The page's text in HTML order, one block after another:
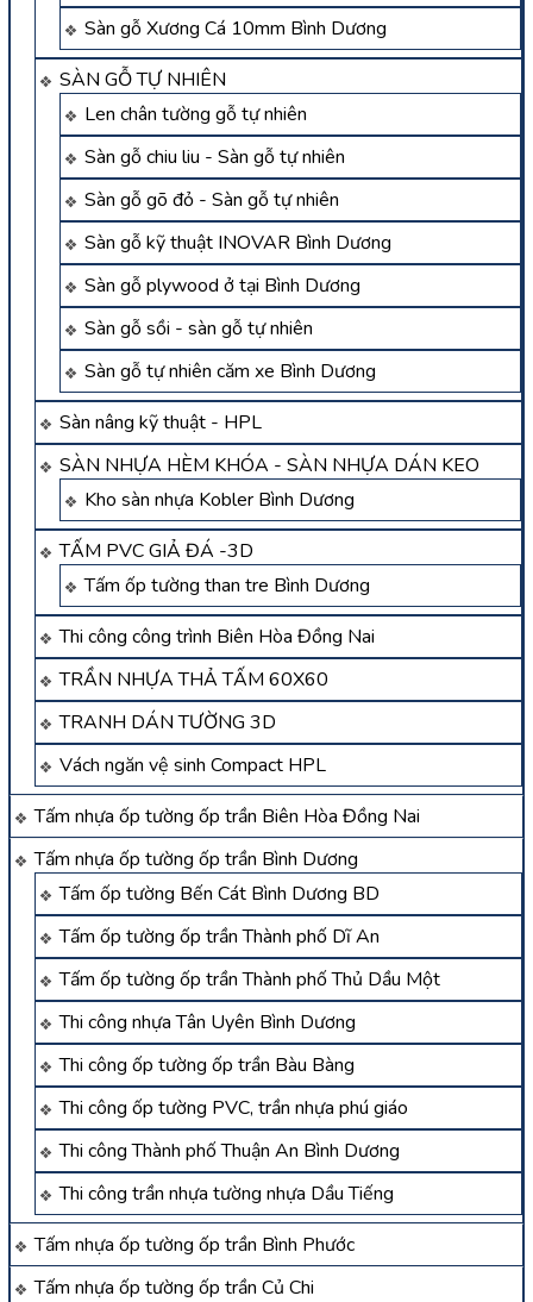
Sàn gỗ Xương Cá 10mm Bình Dương
SÀN GỖ TỰ NHIÊN
Len chân tường gỗ tự nhiên
Sàn gỗ chiu liu - Sàn gỗ tự nhiên
Sàn gỗ gõ đỏ - Sàn gỗ tự nhiên
Sàn gỗ kỹ thuật INOVAR Bình Dương
Sàn gỗ plywood ở tại Bình Dương
Sàn gỗ sồi - sàn gỗ tự nhiên
Sàn gỗ tự nhiên căm xe Bình Dương
Sàn nâng kỹ thuật - HPL
SÀN NHỰA HÈM KHÓA - SÀN NHỰA DÁN KEO
Kho sàn nhựa Kobler Bình Dương
TẤM PVC GIẢ ĐÁ -3D
Tấm ốp tường than tre Bình Dương
Thi công công trình Biên Hòa Đồng Nai
TRẦN NHỰA THẢ TẤM 60X60
TRANH DÁN TƯỜNG 3D
Vách ngăn vệ sinh Compact HPL
Tấm nhựa ốp tường ốp trần Biên Hòa Đồng Nai
Tấm nhựa ốp tường ốp trần Bình Dương
Tấm ốp tường Bến Cát Bình Dương BD
Tấm ốp tường ốp trần Thành phố Dĩ An
Tấm ốp tường ốp trần Thành phố Thủ Dầu Một
Thi công nhựa Tân Uyên Bình Dương
Thi công ốp tường ốp trần Bàu Bàng
Thi công ốp tường PVC, trần nhựa phú giáo
Thi công Thành phố Thuận An Bình Dương
Thi công trần nhựa tường nhựa Dầu Tiếng
Tấm nhựa ốp tường ốp trần Bình Phước
Tấm nhựa ốp tường ốp trần Củ Chi